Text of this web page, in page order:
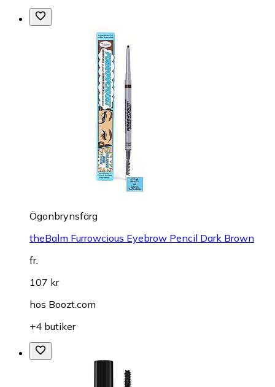
Ögonbrynsfärg
theBalm Furrowcious Eyebrow Pencil Dark Brown
fr.
107 kr
hos Boozt.com
+4 butiker